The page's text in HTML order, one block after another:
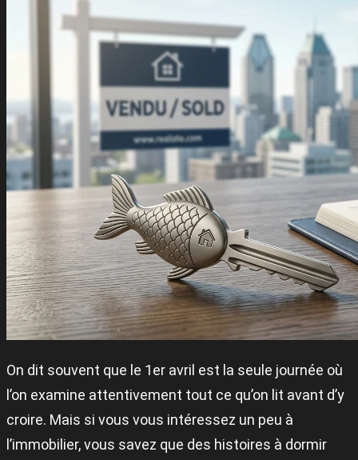
On dit souvent que le 1er avril est la seule journée où
l’on examine attentivement tout ce qu’on lit avant d’y
croire. Mais si vous vous intéressez un peu à
l’immobilier, vous savez que des histoires à dormir